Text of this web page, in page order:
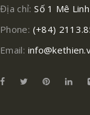
Địa chỉ: Số 1 Mê
Phone: (+84)
Email: